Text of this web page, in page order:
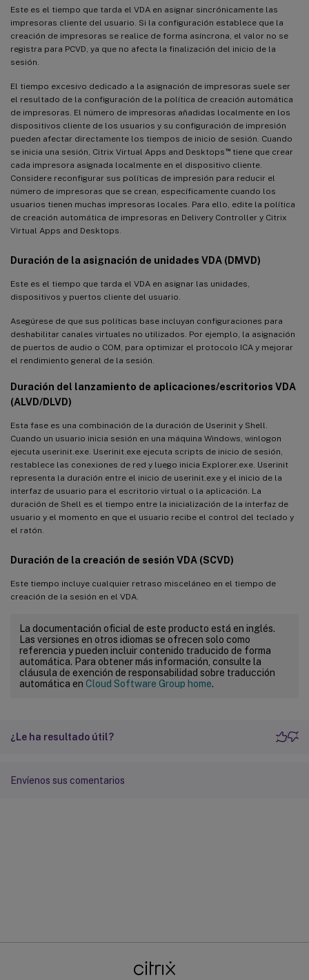
Este es el tiempo que tarda el VDA en asignar sincrónicamente las
impresoras cliente del usuario. Si la configuración establece que la
creación de impresoras se realice de forma asíncrona, el valor no se
registra para PCVD, ya que no afecta la finalización del inicio de la
sesión.
El tiempo excesivo dedicado a la asignación de impresoras suele ser
el resultado de la configuración de la política de creación automática
de impresoras. El número de impresoras añadidas localmente en los
dispositivos cliente de los usuarios y su configuración de impresión
pueden afectar directamente los tiempos de inicio de sesión. Cuando
se inicia una sesión, Citrix Virtual Apps and Desktops ™tiene que crear
cada impresora asignada localmente en el dispositivo cliente.
Considere reconfigurar sus políticas de impresión para reducir el
número de impresoras que se crean, específicamente cuando los
usuarios tienen muchas impresoras locales. Para ello, edite la política
de creación automática de impresoras en Delivery Controller y Citrix
Virtual Apps and Desktops.
Duración de la asignación de unidades VDA (DMVD)
Este es el tiempo que tarda el VDA en asignar las unidades,
dispositivos y puertos cliente del usuario.
Asegúrese de que sus políticas base incluyan configuraciones para
deshabilitar canales virtuales no utilizados. Por ejemplo, la asignación
de puertos de audio o COM, para optimizar el protocolo ICA y mejorar
el rendimiento general de la sesión.
Duración del lanzamiento de aplicaciones/escritorios VDA
(ALVD/DLVD)
Esta fase es una combinación de la duración de Userinit y Shell.
Cuando un usuario inicia sesión en una máquina Windows, winlogon
ejecuta userinit.exe. Userinit.exe ejecuta scripts de inicio de sesión,
restablece las conexiones de red y luego inicia Explorer.exe. Userinit
representa la duración entre el inicio de userinit.exe y el inicio de la
interfaz de usuario para el escritorio virtual o la aplicación. La
duración de Shell es el tiempo entre la inicialización de la interfaz de
usuario y el momento en que el usuario recibe el control del teclado y
el ratón.
Duración de la creación de sesión VDA (SCVD)
Este tiempo incluye cualquier retraso misceláneo en el tiempo de
creación de la sesión en el VDA.
La documentación oficial de este producto está en inglés.
Las versiones en otros idiomas se ofrecen solo como
referencia y pueden incluir contenido traducido de forma
automática. Para obtener más información, consulte la
cláusula de exención de responsabilidad sobre traducción
automática en Cloud Software Group home.
¿Le ha resultado útil?
Envíenos sus comentarios